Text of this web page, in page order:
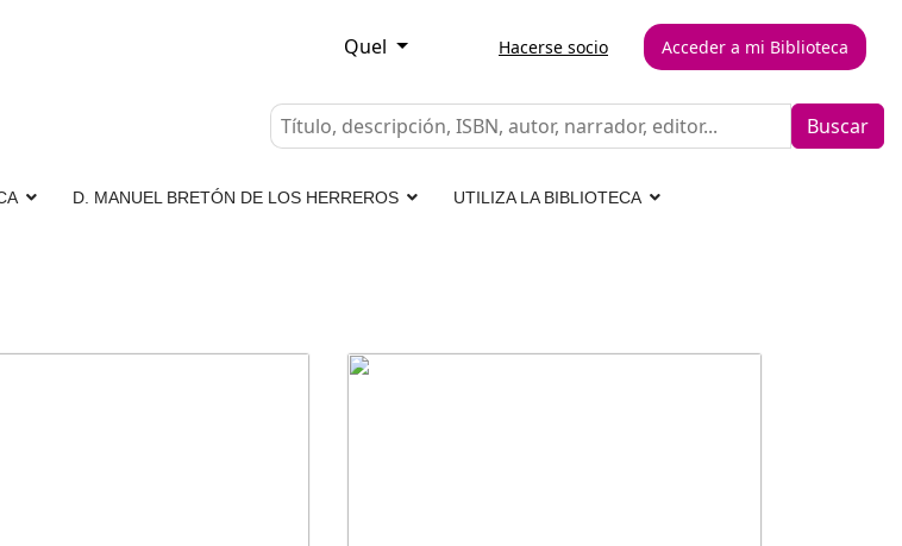
Quel Hacerse socio Acceder a mi Biblioteca
Buscar
D. MANUEL BRETÓN DE LOS HERREROS UTILIZA LA BIBLIOTECA